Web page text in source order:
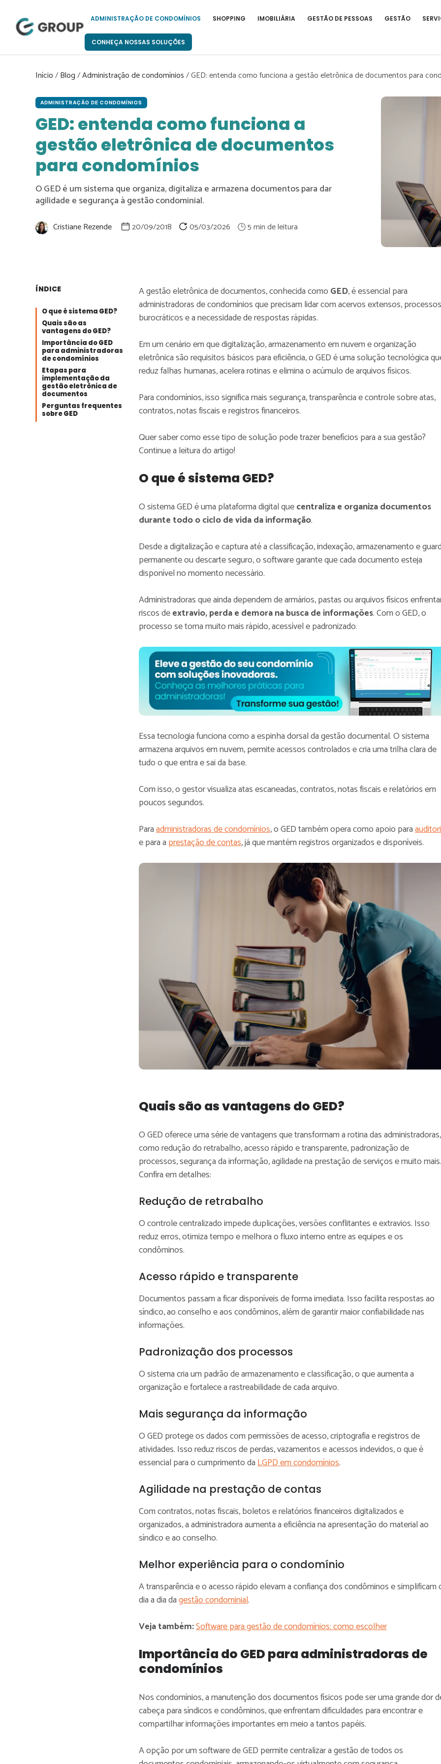
ADMINISTRAÇÃO DE CONDOMÍNIOS SHOPPING IMOBILIÁRIA GESTÃO DE PESSOAS GESTÃO
CONHEÇA NOSSAS SOLUÇÕES
Início/Blog/Administração de condomínios/GED: entenda como funciona a gestão eletrônica de documentos para
ADMINISTRAÇÃO DE CONDOMÍNIOS
GED: entenda como funciona a
gestão eletrônica de documentos
para condomínios
O GED é um sistema que organiza, digitaliza e armazena documentos para dar
agilidade e segurança à gestão condominial.
Cristiane Rezende 20/09/2018 05/03/2026
ÍNDICE
O que é sistema GED?
Quais são as
vantagens do GED?
Importância do GED
para administradoras
de condomínios
Etapas para
implementação da
gestão eletrônica de
documentos
Perguntas frequentes
sobre GED
A gestão eletrônica de documentos, conhecida como GED, é essencial para
administradoras de condomínios que precisam lidar com acervos extensos, processos
burocráticos e a necessidade de respostas rápidas.
Em um cenário em que digitalização, armazenamento em nuvem e organização
eletrônica são requisitos básicos para eficiência, o GED é uma solução tecnológica
reduz falhas humanas, acelera rotinas e elimina o acúmulo de arquivos físicos.
Para condomínios, isso significa mais segurança, transparência e controle sobre atas,
contratos, notas fiscais e registros financeiros.
Quer saber como esse tipo de solução pode trazer benefícios para a sua gestão?
Continue a leitura do artigo!
O que é sistema GED?
O sistema GED é uma plataforma digital quecentraliza e organiza documentos
durante todo o ciclo de vida da informação.
Desde a digitalização e captura até a classificação, indexação, armazenamento e
permanente ou descarte seguro, o software garante que cada documento esteja
disponível no momento necessário.
Administradoras que ainda dependem de armários, pastas ou arquivos físicos
riscos deextravio, perda e demora na busca de informações. Com o GED, o
processo se torna muito mais rápido, acessível e padronizado.
Essa tecnologia funciona como a espinha dorsal da gestão documental. O sistema
armazena arquivos em nuvem, permite acessos controlados e cria uma trilha clara de
tudo o que entra e sai da base.
Com isso, o gestor visualiza atas escaneadas, contratos, notas fiscais e relatórios em
poucos segundos.
Paraadministradoras de condomínios, o GED também opera como apoio para
e para a prestação de contas, já que mantém registros organizados e disponíveis.
Quais são as vantagens do GED?
O GED oferece uma série de vantagens que transformam a rotina das administradoras,
como redução do retrabalho, acesso rápido e transparente, padronização de
processos, segurança da informação, agilidade na prestação de serviços e muito mais.
Confira em detalhes:
Redução de retrabalho
O controle centralizado impede duplicações, versões conflitantes e extravios. Isso
reduz erros, otimiza tempo e melhora o fluxo interno entre as equipes e os
condôminos.
Acesso rápido e transparente
Documentos passam a ficar disponíveis de forma imediata. Isso facilita respostas ao
síndico, ao conselho e aos condôminos, além de garantir maior confiabilidade nas
informações.
Padronização dos processos
O sistema cria um padrão de armazenamento e classificação, o que aumenta a
organização e fortalece a rastreabilidade de cada arquivo.
Mais segurança da informação
O GED protege os dados com permissões de acesso, criptografia e registros de
atividades. Isso reduz riscos de perdas, vazamentos e acessos indevidos, o que é
essencial para o cumprimento daLGPD em condomínios.
Agilidade na prestação de contas
Com contratos, notas fiscais, boletos e relatórios financeiros digitalizados e
organizados, a administradora aumenta a eficiência na apresentação do material ao
síndico e ao conselho.
Melhor experiência para o condomínio
A transparência e o acesso rápido elevam a confiança dos condôminos e simplificam
dia a dia dagestão condominial.
Veja também:Software para gestão de condomínios: como escolher
Importância do GED para administradoras de
condomínios
Nos condomínios, a manutenção dos documentos físicos pode ser uma grande dor
cabeça para síndicos e condôminos, que enfrentam dificuldades para encontrar e
compartilhar informações importantes em meio a tantos papéis.
A opção por um software de GED permite centralizar a gestão de todos os